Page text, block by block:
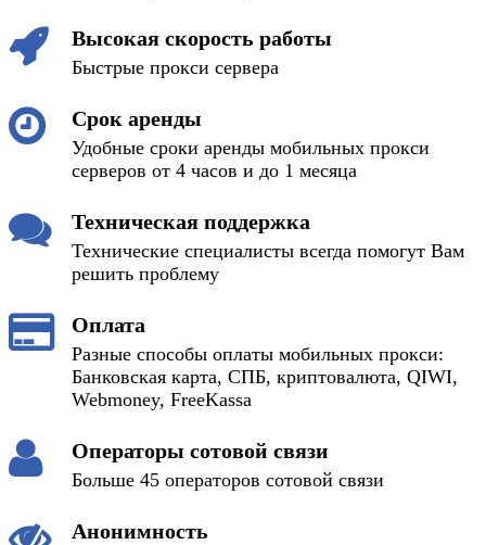
Высокая скорость работы
Быстрые прокси сервера
Срок аренды
Удобные сроки аренды мобильных прокси
серверов от 4 часов и до 1 месяца
Техническая поддержка
Технические специалисты всегда помогут Вам
решить проблему
Оплата
Разные способы оплаты мобильных прокси:
Банковская карта, СПБ, криптовалюта, QIWI,
Webmoney, FreeKassa
Операторы сотовой связи
Больше 45 операторов сотовой связи
Анонимность